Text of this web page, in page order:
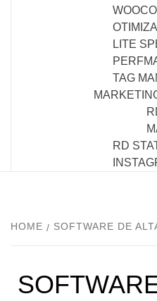
LITE
TAG
RD
HOME SOFTWARE DE